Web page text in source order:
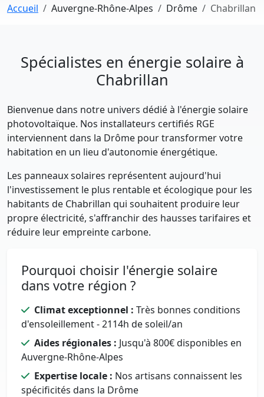
Accueil Auvergne-Rhône-Alpes Drôme Chabrillan
Spécialistes en énergie solaire à
Chabrillan
Bienvenue dans notre univers dédié à l'énergie solaire
photovoltaïque. Nos installateurs certifiés RGE
interviennent dans la Drôme pour transformer votre
habitation en un lieu d'autonomie énergétique.
Les panneaux solaires représentent aujourd'hui
l'investissement le plus rentable et écologique pour les
habitants de Chabrillan qui souhaitent produire leur
propre électricité, s'affranchir des hausses tarifaires et
réduire leur empreinte carbone.
Pourquoi choisir l'énergie solaire
dans votre région ?
Climat exceptionnel : Très bonnes conditions
d'ensoleillement - 2114h de soleil/an
Aides régionales : Jusqu'à 800€ disponibles en
Auvergne-Rhône-Alpes
Expertise locale : Nos artisans connaissent les
spécificités dans la Drôme